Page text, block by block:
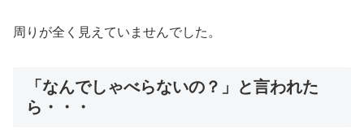
周りが全く見えていませんでした。
「なんでしゃべらないの？」と言われた
ら・・・